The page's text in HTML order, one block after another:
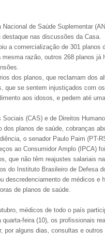
de Saúde Suplementar
nas discussões da Casa.
a comercialização de 301
razão, outros 268 planos
dos planos, que reclamam dos
que se sentem injustiçados com
aos idosos, e pedem até
(CAS) e de Direitos
dos planos de saúde, cobranças
o senador Paulo Paim
ao Consumidor Amplo (IPCA)
que não têm reajustes salariais
do Instituto Brasileiro de Defesa
descredenciamento de médicos
de planos de saúde.
médicos de todo o país
quarta-feira (10), os profissionais
por alguns dias, consultas e